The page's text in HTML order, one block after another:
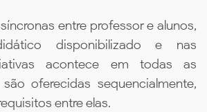
entre professor e alunos,
disponibilizado e nas
acontece em todas as
oferecidas sequencialmente,
entre elas.